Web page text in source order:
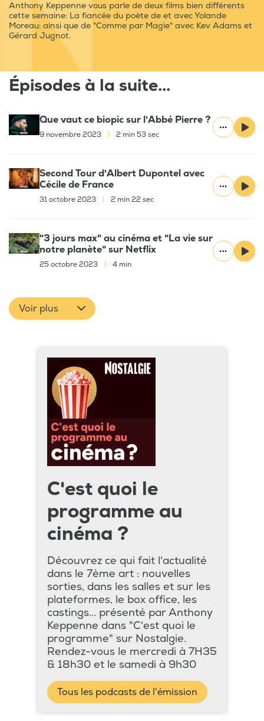
Anthony Keppenne vous parle de deux films bien différents
cette semaine: La fiancée du poète de et avec Yolande
Moreau; ainsi que de "Comme par Magie" avec Kev Adams et
Gérard Jugnot.
Épisodes à la suite...
Que vaut ce biopic sur l'Abbé Pierre ?
9 novembre 2023 2 min 53 sec
Second Tour d'Albert Dupontel avec
Cécile de France
31 octobre 2023 2 min 22 sec
"3 jours max" au cinéma et "La vie sur
notre planète" sur Netflix
25 octobre 2023 4 min
Voir plus
C'est quoi le
programme au
cinéma ?
Découvrez ce qui fait l'actualité
dans le 7ème art : nouvelles
sorties, dans les salles et sur les
plateformes, le box office, les
castings... présenté par Anthony
Keppenne dans "C'est quoi le
programme" sur Nostalgie.
Rendez-vous le mercredi à 7H35
& 18h30 et le samedi à 9h30
Tous les podcasts de l'émission